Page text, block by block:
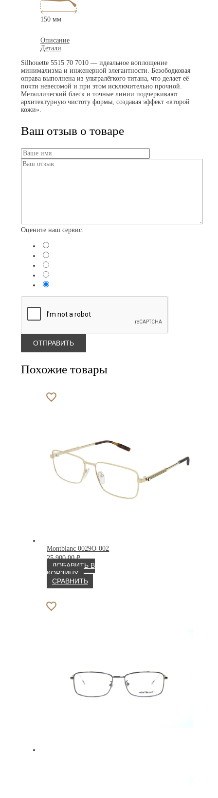
150 мм
Описание
Детали
Silhouette 5515 70 7010 — идеальное воплощение
минимализма и инженерной элегантности. Безободковая
оправа выполнена из ультралёгкого титана, что делает её
почти невесомой и при этом исключительно прочной.
Металлический блеск и точные линии подчеркивают
архитектурную чистоту формы, создавая эффект «второй
кожи».
Ваш отзыв о товаре
Оцените наш сервис:
Похожие товары
Montblanc 0029O-002
25 900.00₽
ДОБАВИТЬ В
КОРЗИНУ
СРАВНИТЬ